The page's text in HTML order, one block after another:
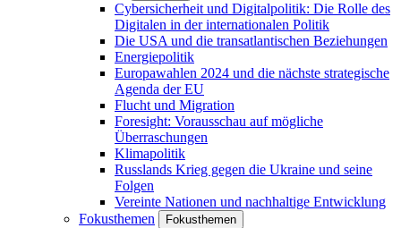
Cybersicherheit und Digitalpolitik: Die Rolle des
Digitalen in der internationalen Politik
Die USA und die transatlantischen Beziehungen
Energiepolitik
Europawahlen 2024 und die nächste strategische
Agenda der EU
Flucht und Migration
Foresight: Vorausschau auf mögliche
Überraschungen
Klimapolitik
Russlands Krieg gegen die Ukraine und seine
Folgen
Vereinte Nationen und nachhaltige Entwicklung
Fokusthemen
Fokusthemen